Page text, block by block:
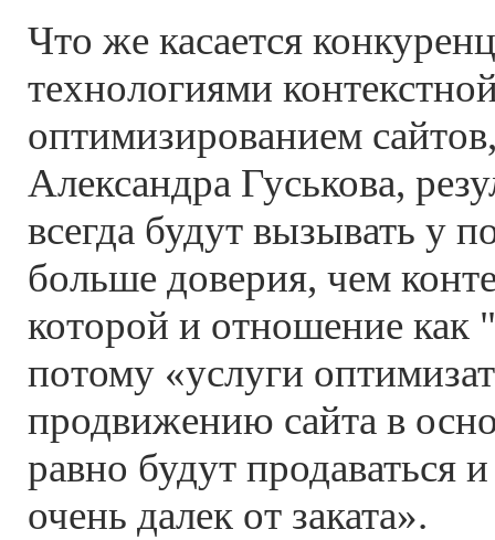
Что же касается
технологиями
оптимизированием
Александра Гуськова,
всегда будут вызывать у
больше доверия, чем
которой и отношение как
потому «услуги
продвижению сайта в
равно будут продаваться
очень далек от заката».